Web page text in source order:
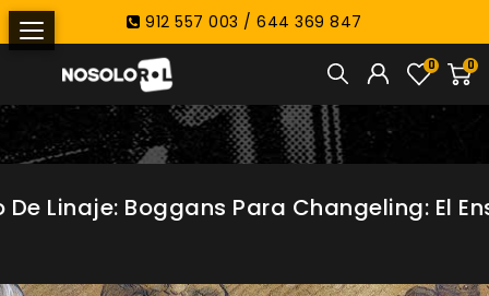
912 557 003 / 644 369 847
0
0
Linaje: Boggans Para Changeling: El